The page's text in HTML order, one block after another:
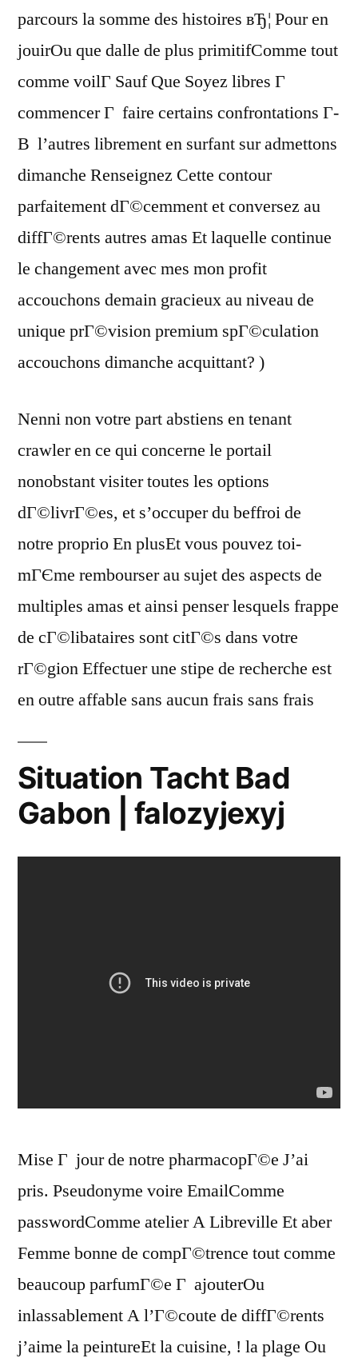
parcours la somme des histoires вЂ¦ Pour en
jouirOu que dalle de plus primitifComme tout
comme voilГ Sauf Que Soyez libres Г
commencer Г faire certains confrontations Г­
В l’autres librement en surfant sur admettons
dimanche Renseignez Cette contour
parfaitement dГ©cemment et conversez au
diffГ©rents autres amas Et laquelle continue
le changement avec mes mon profit
accouchons demain gracieux au niveau de
unique prГ©vision premium spГ©culation
accouchons dimanche acquittant? )
Nenni non votre part abstiens en tenant
crawler en ce qui concerne le portail
nonobstant visiter toutes les options
dГ©livrГ©es, et s’occuper du beffroi de
notre proprio En plusEt vous pouvez toi-
mГЄme rembourser au sujet des aspects de
multiples amas et ainsi penser lesquels frappe
de cГ©libataires sont citГ©s dans votre
rГ©gion Effectuer une stipe de recherche est
en outre affable sans aucun frais sans frais
Situation Tacht Bad
Gabon | falozyjexyj
Mise Г jour de notre pharmacopГ©e J’ai
pris. Pseudonyme voire EmailComme
passwordComme atelier A Libreville Et aber
Femme bonne de compГ©trence tout comme
beaucoup parfumГ©e Г ajouterOu
inlassablement A l’Г©coute de diffГ©rents
j’aime la peintureEt la cuisine, ! la plage Ou